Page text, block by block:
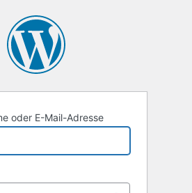
oder E-Mail-Adresse